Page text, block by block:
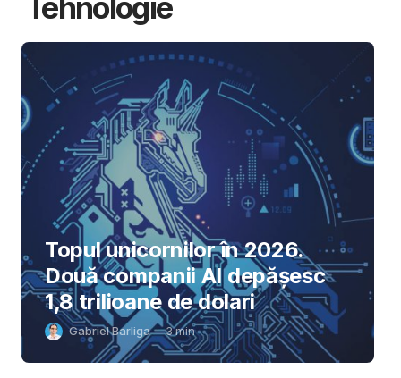
Tehnologie
Topul unicornilor în 2026.
Două companii AI depășesc
1,8 trilioane de dolari
Gabriel Barliga 3min